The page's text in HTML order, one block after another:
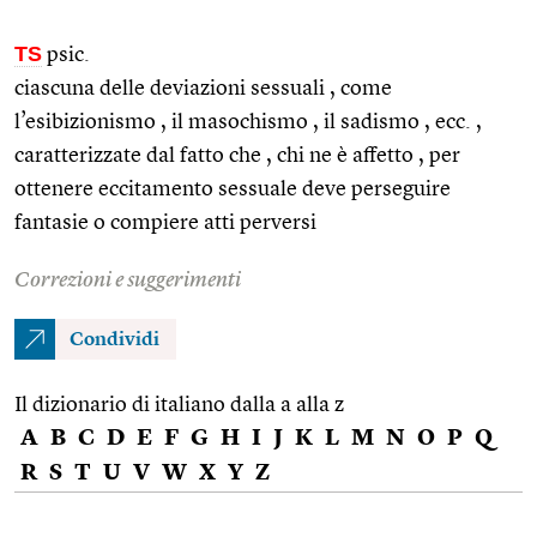
TS psic.
ciascuna delle deviazioni sessuali , come
l’esibizionismo , il masochismo , il sadismo , ecc. ,
caratterizzate dal fatto che , chi ne è affetto , per
ottenere eccitamento sessuale deve perseguire
fantasie o compiere atti perversi
Correzioni e suggerimenti
Condividi
Il dizionario di italiano dalla a alla z
A B C D E F G H I J K L M N O P Q
R S T U V W X Y Z